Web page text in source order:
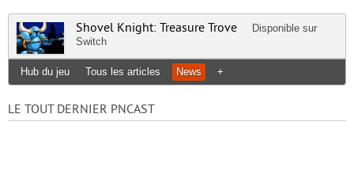
Shovel Knight: Treasure Trove
Disponible sur
Switch
Hub du jeu Tous les articles News +
LE TOUT DERNIER PNCAST